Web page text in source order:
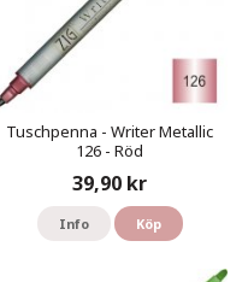
Tuschpenna - Writer Metallic
126 - Röd
39,90 kr
Info Köp